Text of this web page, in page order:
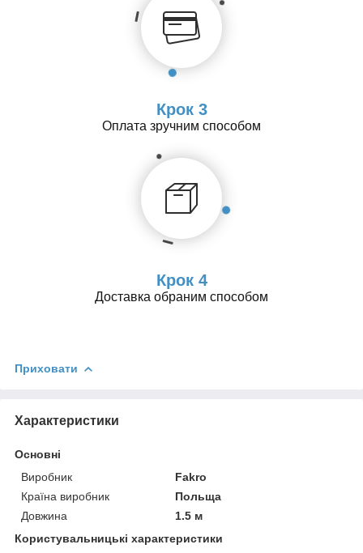
Крок 3
Оплата зручним способом
Крок 4
Доставка обраним способом
Приховати
Характеристики
Основні
Виробник
Fakro
Країна виробник
Польща
Довжина
1.5 м
Користувальницькі характеристики